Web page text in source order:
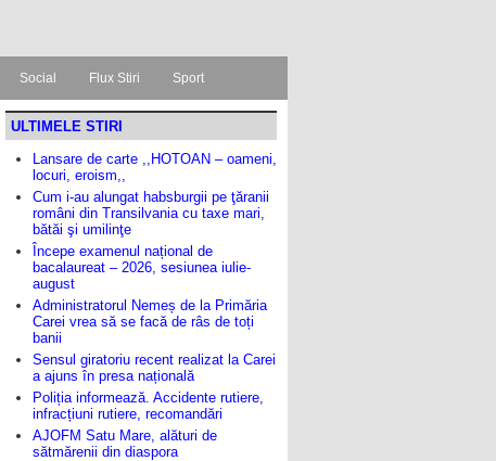
Social Flux Stiri Sport
ULTIMELE STIRI
Lansare de carte ,,HOTOAN – oameni,
locuri, eroism,,
Cum i-au alungat habsburgii pe ţăranii
români din Transilvania cu taxe mari,
bătăi şi umilinţe
Începe examenul național de
bacalaureat – 2026, sesiunea iulie-
august
Administratorul Nemeș de la Primăria
Carei vrea să se facă de râs de toți
banii
Sensul giratoriu recent realizat la Carei
a ajuns în presa națională
Poliția informează. Accidente rutiere,
infracțiuni rutiere, recomandări
AJOFM Satu Mare, alături de
sătmărenii din diaspora